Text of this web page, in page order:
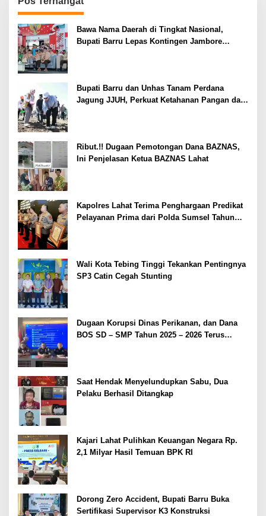
Bawa Nama Daerah di Tingkat Nasional,
Bupati Barru Lepas Kontingen Jambore
Bupati Barru dan Unhas Tanam Perdana
Jagung JJUH, Perkuat Ketahanan Pangan dan
Ribut.!! Dugaan Pemotongan Dana BAZNAS,
Ini Penjelasan Ketua BAZNAS Lahat
Kapolres Lahat Terima Penghargaan Predikat
Pelayanan Prima dari Polda Sumsel Tahun
Wali Kota Tebing Tinggi Tekankan Pentingnya
SP3 Catin Cegah Stunting
Dugaan Korupsi Dinas Perikanan, dan Dana
BOS SD – SMP Tahun 2025 – 2026 Terus
Saat Hendak Menyelundupkan Sabu, Dua
Pelaku Berhasil Ditangkap
Kajari Lahat Pulihkan Keuangan Negara Rp.
2,1 Milyar Hasil Temuan BPK RI
Dorong Zero Accident, Bupati Barru Buka
Sertifikasi Supervisor K3 Konstruksi